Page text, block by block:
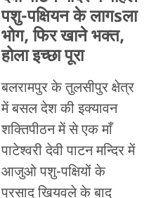
पशु-पक्षियन के लागsला
भोग, फिर खाने भक्त,
होला इच्छा पूरा
बलरामपुर के तुलसीपुर क्षेत्र
में बसल देश की इक्यावन
शक्तिपीठन में से एक माँ
पाटेश्वरी देवी पाटन मन्दिर में
आजुओ पशु-पक्षियों के
प्रसाद खियवले के बाद